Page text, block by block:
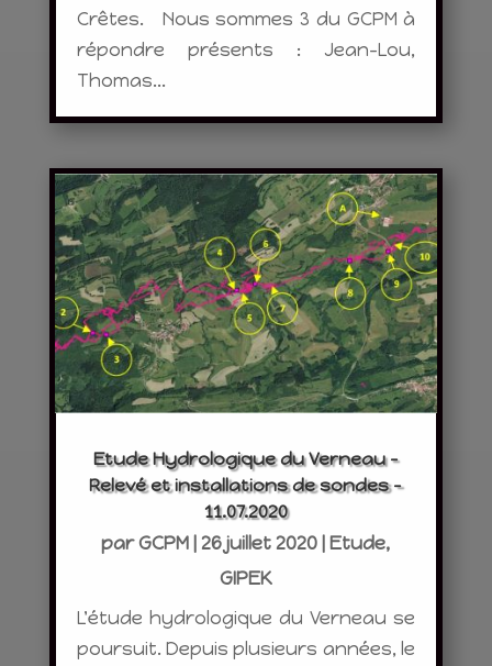
Crêtes. Nous sommes 3 du GCPM à
répondre présents : Jean-Lou,
Thomas...
Etude Hydrologique du Verneau –
Relevé et installations de sondes –
11.07.2020
parGCPM | 26 juillet 2020 |Etude,
GIPEK
L'étude hydrologique du Verneau se
poursuit. Depuis plusieurs années, le